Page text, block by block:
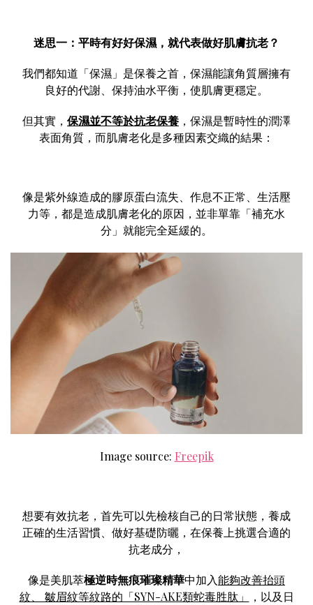
迷思一：平時有好好保濕，就代表做好肌膚抗老？
我們都知道「保濕」是保養之首，保濕能讓角質層擁有
良好的代謝、保持油水平衡，使肌膚更穩定。
但其實， 保濕並不等於抗老保養 ，保濕是暫時性的潤澤
表面角質，而肌膚老化是多種因素交織的結果：
像是紫外線造成的膠原蛋白流失、作息不正常、生活壓
力等，都是造成肌膚老化的原因，並非單靠「補充水
分」就能完全延緩的。
Image source: Freepik
想要有效抗老，首先可以先檢核自己的日常狀態，養成
正確的生活習慣、做好基礎防曬，在保養上挑選合適的
抗老成分，
像是美肌萃極逆時無痕璀璨精華中加入能夠改善抬頭
紋、 皺眉紋等紋路的「SYN-AKE類蛇毒胜肽」
，以及日